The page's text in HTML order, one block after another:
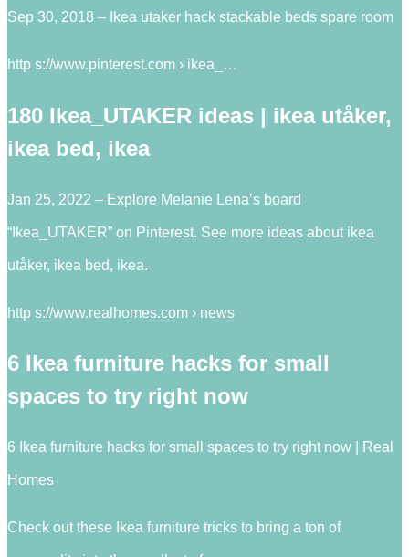
Sep 30, 2018 – Ikea utaker hack stackable beds spare room
http s://www.pinterest.com › ikea_…
180 Ikea_UTAKER ideas | ikea utåker,
ikea bed, ikea
Jan 25, 2022 – Explore Melanie Lena’s board
“Ikea_UTAKER” on Pinterest. See more ideas about ikea
utåker, ikea bed, ikea.
http s://www.realhomes.com › news
6 Ikea furniture hacks for small
spaces to try right now
6 Ikea furniture hacks for small spaces to try right now | Real
Homes
Check out these Ikea furniture tricks to bring a ton of